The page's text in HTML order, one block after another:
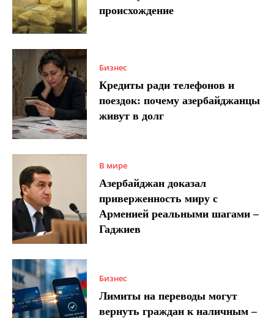
происхождение
Бизнес
Кредиты ради телефонов и
поездок: почему азербайджанцы
живут в долг
В мире
Азербайджан доказал
приверженность миру с
Арменией реальными шагами –
Гаджиев
Бизнес
Лимиты на переводы могут
вернуть граждан к наличным –